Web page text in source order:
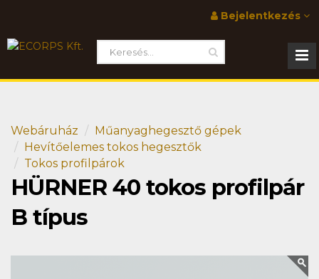
Bejelentkezés
Webáruház
Műanyaghegesztő gépek
Hevítőelemes tokos hegesztők
Tokos profilpárok
HÜRNER 40 tokos profilpár
B típus